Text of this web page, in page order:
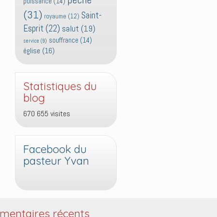
(31) royaume (12) Saint-
Esprit (22) salut (19)
service (9) souffrance (14)
église (16)
Statistiques du
blog
670 655 visites
Facebook du
pasteur Yvan
récents